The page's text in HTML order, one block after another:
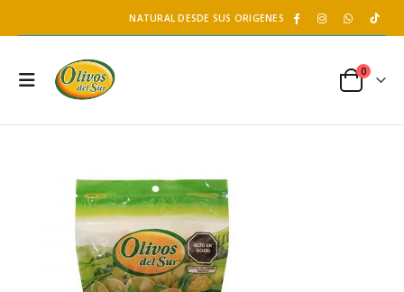
NATURAL DESDE SUS ORIGENES
0